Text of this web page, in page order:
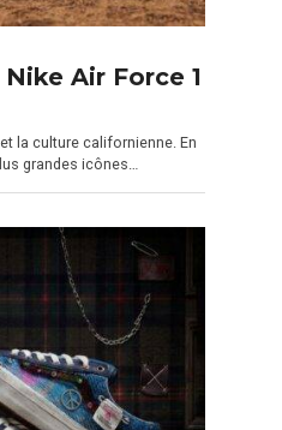
Air Force 1
la culture californienne. En
grandes icônes…